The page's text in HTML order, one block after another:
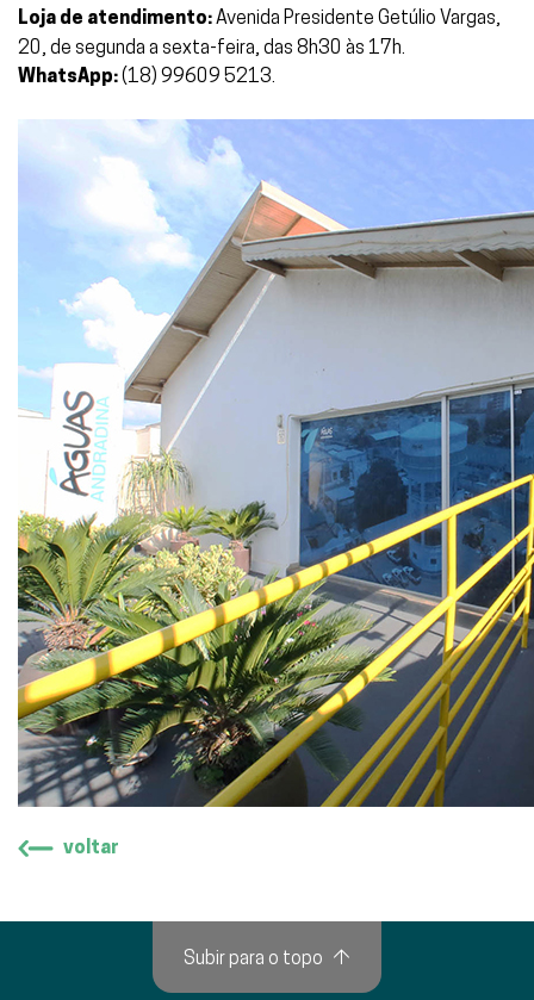
Loja de atendimento:Avenida Presidente Getúlio Vargas,
20, de segunda a sexta-feira, das 8h30 às 17h.
WhatsApp:(18) 99609 5213.
voltar
Subir para o topo ↑